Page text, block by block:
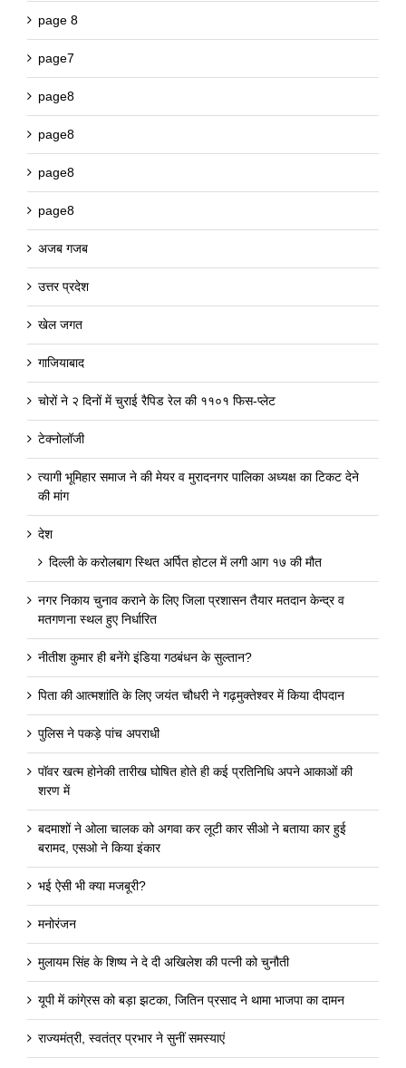
page 8
page7
page8
page8
page8
page8
अजब गजब
उत्तर प्रदेश
खेल जगत
गाजियाबाद
चोरों ने २ दिनों में चुराई रैपिड रेल की ११०१ फिस-प्लेट
टेक्नोलॉजी
त्यागी भूमिहार समाज ने की मेयर व मुरादनगर पालिका अध्यक्ष का टिकट देने
की मांग
देश
दिल्ली के करोलबाग स्थित अर्पित होटल में लगी आग १७ की मौत
नगर निकाय चुनाव कराने के लिए जिला प्रशासन तैयार मतदान केन्द्र व
मतगणना स्थल हुए निर्धारित
नीतीश कुमार ही बनेंगे इंडिया गठबंधन के सुल्तान?
पिता की आत्मशांति के लिए जयंत चौधरी ने गढ़मुक्तेश्वर में किया दीपदान
पुलिस ने पकड़े पांच अपराधी
पॉवर खत्म होनेकी तारीख घोषित होते ही कई प्रतिनिधि अपने आकाओं की
शरण में
बदमाशों ने ओला चालक को अगवा कर लूटी कार सीओ ने बताया कार हुई
बरामद, एसओ ने किया इंकार
भई ऐसी भी क्या मजबूरी?
मनोरंजन
मुलायम सिंह के शिष्य ने दे दी अखिलेश की पत्नी को चुनौती
यूपी में कांगे्रस को बड़ा झटका, जितिन प्रसाद ने थामा भाजपा का दामन
राज्यमंत्री, स्वतंत्र प्रभार ने सुनीं समस्याएं